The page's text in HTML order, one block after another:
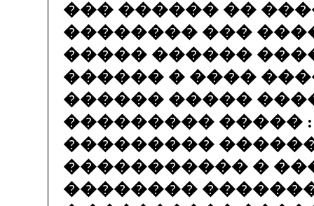
��� ������ ��
�������� ���
����� ������
������ � ����
������ �����
��������� ����� :
���������
����������� �
��������